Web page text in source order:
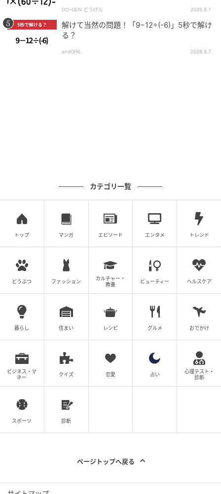
DO-GEN どうげん 2026.8.7
解けて当然の問題！「9−12÷(-6)」5秒で解け
る？
andGIRL 2026.8.7
カテゴリ一覧
トップ マンガ エピソード エンタメ トレンド
どうぶつ ファッション
カルチャー・
教養
ビューティー ヘルスケア
暮らし 住まい レシピ グルメ おでかけ
ビジネス・マ
ネー
クイズ 恋愛 占い
心理テスト・
診断
スポーツ 診断
ページトップへ戻る